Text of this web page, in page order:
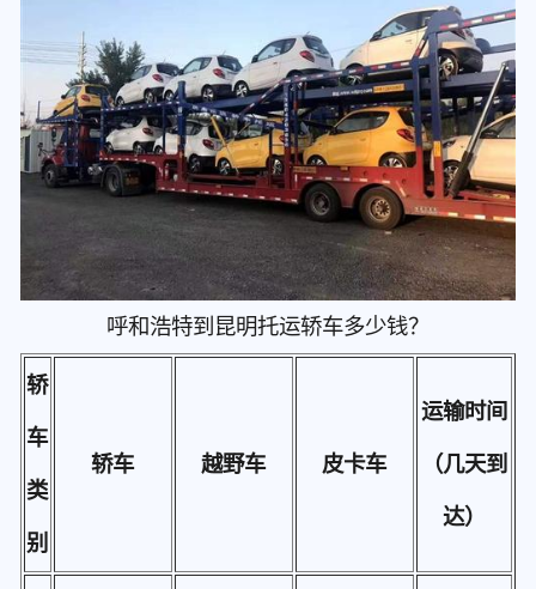
呼和浩特到昆明托运轿车多少钱？
轿
车
类
别
轿车 越野车 皮卡车
运输时间
（几天到
达）